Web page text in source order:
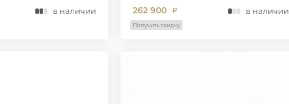
в наличии 262 900 ₽ в наличии
Получить скидку